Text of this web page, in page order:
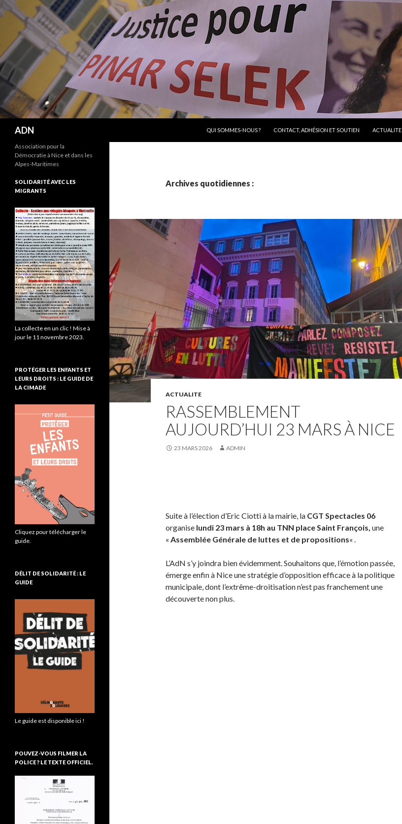
ADN
QUI SOMMES-NOUS ?
CONTACT, ADHÉSION ET SOUTIEN ACTUALITE
Archives quotidiennes :
ACTUALITE
RASSEMBLEMENT
AUJOURD’HUI 23 MARS À NICE
23 MARS 2026 ADMIN
Suite à l’élection d’Eric Ciotti à la mairie, la CGT Spectacles 06
organise lundi 23 mars à 18h au TNN place Saint François, une
« Assemblée Générale de luttes et de propositions« .
L’AdN s’y joindra bien évidemment. Souhaitons que, l’émotion passée,
émerge enfin à Nice une stratégie d’opposition efficace à la politique
municipale, dont l’extrême-droitisation n’est pas franchement une
découverte non plus.
Association pour la
Démocratie à Nice et dans les
Alpes-Maritimes
SOLIDARITÉ AVEC LES
MIGRANTS
La collecte en un clic ! Mise à
jour le 11 novembre 2023.
PROTÉGER LES ENFANTS ET
LEURS DROITS : LE GUIDE DE
LA CIMADE
Cliquez pour télécharger le
guide.
DÉLIT DE SOLIDARITÉ : LE
GUIDE
Le guide est disponible ici !
POUVEZ-VOUS FILMER LA
POLICE ? LE TEXTE OFFICIEL.